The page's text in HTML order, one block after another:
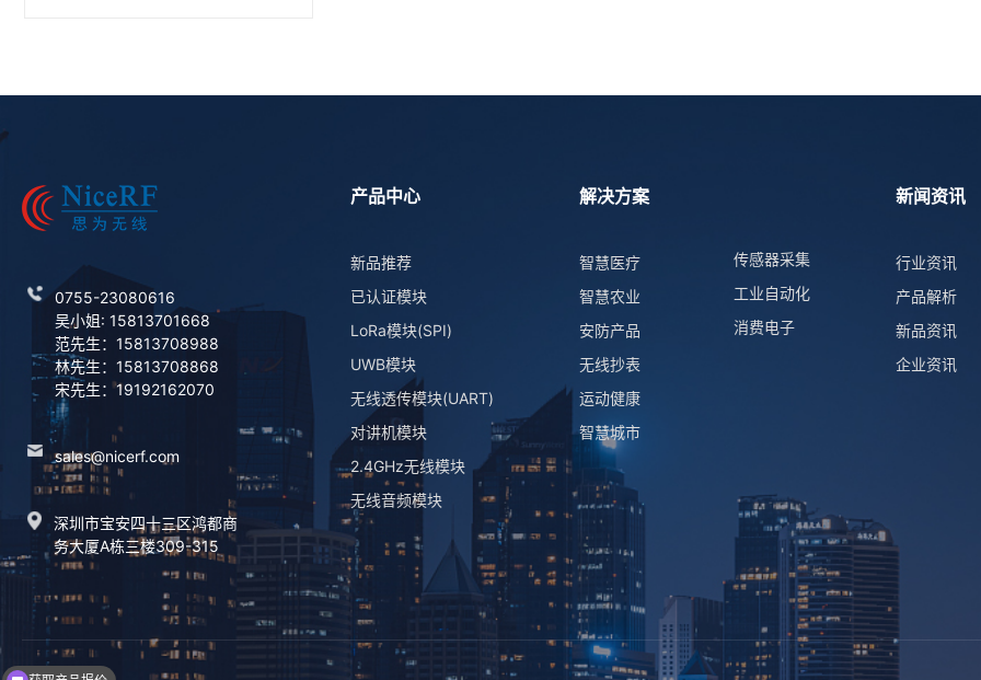
0755-23080616
吴小姐: 15813701668
范先生：15813708988
林先生：15813708868
宋先生：19192162070
sales@nicerf.com
深圳市宝安四十三区鸿都商
务大厦A栋三楼309-315
产品中心
新品推荐
已认证模块
LoRa模块(SPI)
UWB模块
无线透传模块(UART)
对讲机模块
2.4GHz无线模块
无线音频模块
解决方案
智慧医疗
智慧农业
安防产品
无线抄表
运动健康
智慧城市
传感器采集
工业自动化
消费电子
新闻资讯
行业资讯
产品解析
新品资讯
企业资讯